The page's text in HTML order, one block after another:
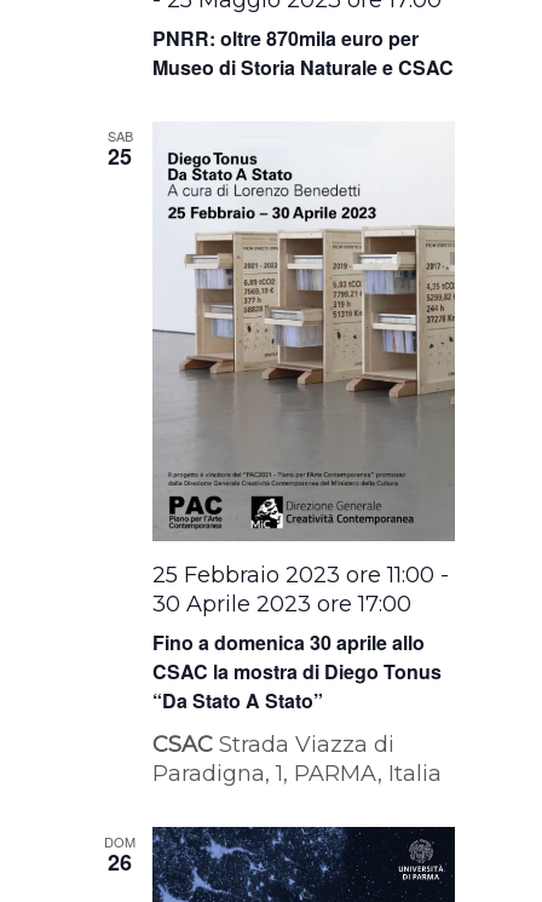
PNRR: oltre 870mila euro per
Museo di Storia Naturale e CSAC
SAB
25
Fino a domenica 30 aprile allo
CSAC la mostra di Diego Tonus
“Da Stato A Stato”
25 Febbraio 2023 ore 11:00 -
30 Aprile 2023 ore 17:00
CSACStrada Viazza di
Paradigna, 1, PARMA, Italia
DOM
26